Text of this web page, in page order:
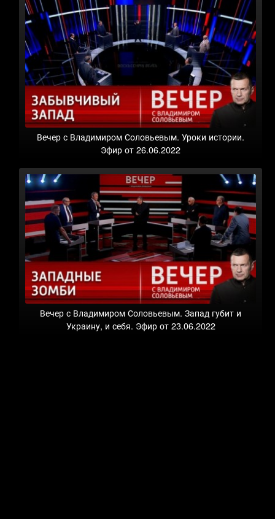
Вечер с Владимиром Соловьевым. Уроки истории.
Эфир от 26.06.2022
Вечер с Владимиром Соловьевым. Запад губит и
Украину, и себя. Эфир от 23.06.2022